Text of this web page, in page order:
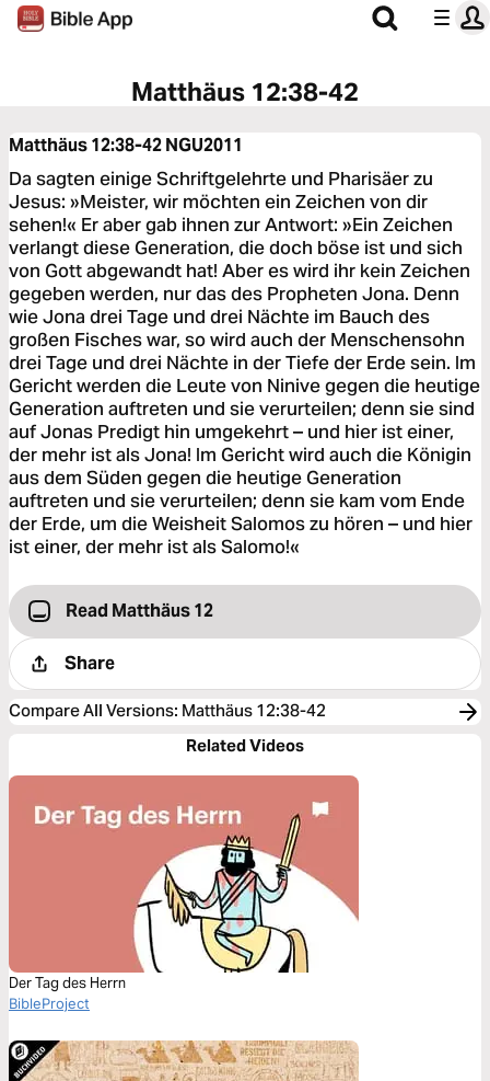
Matthäus 12:38-42
Matthäus 12:38-42NGU2011
Da sagten einige Schriftgelehrte und Pharisäer zu
Jesus: »Meister, wir möchten ein Zeichen von dir
sehen!« Er aber gab ihnen zur Antwort: »Ein Zeichen
verlangt diese Generation, die doch böse ist und sich
von Gott abgewandt hat! Aber es wird ihr kein Zeichen
gegeben werden, nur das des Propheten Jona. Denn
wie Jona drei Tage und drei Nächte im Bauch des
großen Fisches war, so wird auch der Menschensohn
drei Tage und drei Nächte in der Tiefe der Erde sein. Im
Gericht werden die Leute von Ninive gegen die heutige
Generation auftreten und sie verurteilen; denn sie sind
auf Jonas Predigt hin umgekehrt – und hier ist einer,
der mehr ist als Jona! Im Gericht wird auch die Königin
aus dem Süden gegen die heutige Generation
auftreten und sie verurteilen; denn sie kam vom Ende
der Erde, um die Weisheit Salomos zu hören – und hier
ist einer, der mehr ist als Salomo!«
Read Matthäus 12
Share
Compare All Versions: Matthäus 12:38-42
Related Videos
Der Tag des Herrn
BibleProject